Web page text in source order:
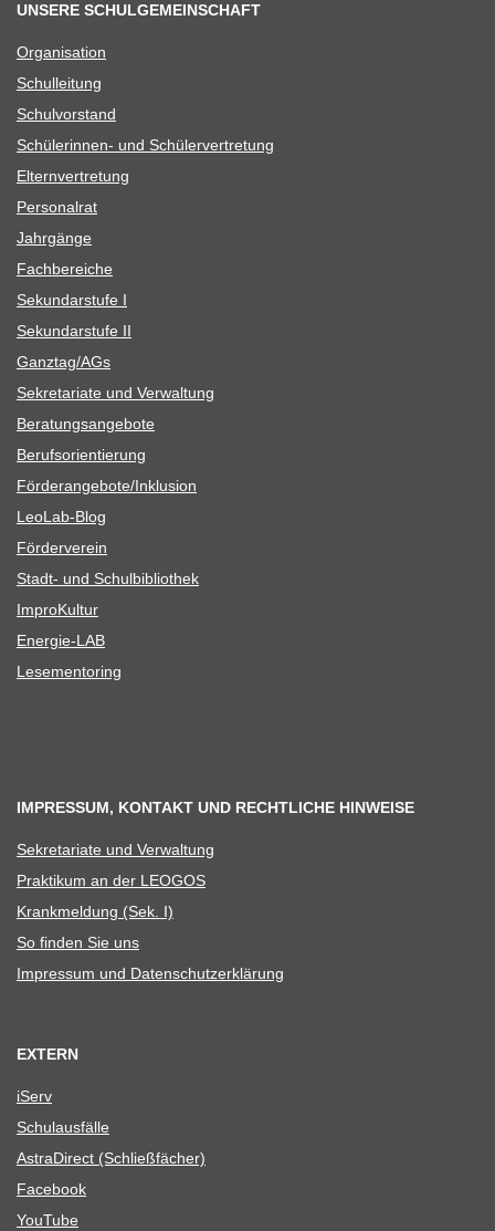
UNSERE SCHULGEMEINSCHAFT
Orga­ni­sa­tion
Schul­lei­tung
Schul­vor­stand
Schü­le­rin­nen- und Schülervertretung
Eltern­ver­tre­tung
Per­so­nal­rat
Jahr­gänge
Fach­be­rei­che
Sekun­dar­stufe I
Sekun­dar­stufe II
Ganztag/​​AGs
Sekre­ta­riate und Verwaltung
Bera­tungs­an­ge­bote
Berufs­ori­en­tie­rung
Förderangebote/​​Inklusion
Leo­Lab-Blog
För­der­ver­ein
Stadt- und Schulbibliothek
Impro­Kul­tur
Ener­­gie-LAB
Lese­men­to­ring
IMPRESSUM, KONTAKT UND RECHTLICHE HINWEISE
Sekre­ta­riate und Verwaltung
Prak­ti­kum an der LEOGOS
Krank­mel­dung (Sek. I)
So fin­den Sie uns
Impres­sum und Datenschutzerklärung
EXTERN
iServ
Schul­aus­fälle
Astra­Di­rect (Schließ­fä­cher)
Face­book
You­Tube